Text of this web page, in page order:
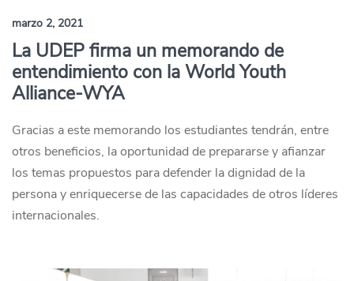
marzo 2, 2021
La UDEP firma un memorando de
entendimiento con la World Youth
Alliance-WYA
Gracias a este memorando los estudiantes tendrán, entre
otros beneficios, la oportunidad de prepararse y afianzar
los temas propuestos para defender la dignidad de la
persona y enriquecerse de las capacidades de otros líderes
internacionales.